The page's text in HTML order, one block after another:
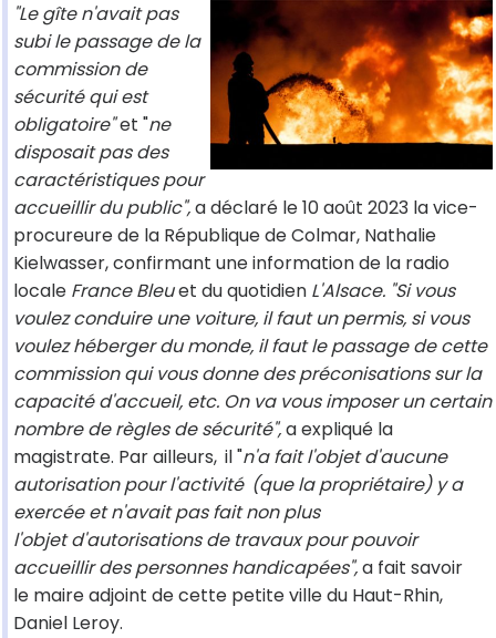
"Le gîte n'avait pas
subi le passage de la
commission de
sécurité qui est
obligatoire"et "ne
disposait pas des
caractéristiques pour
accueillir du public",a déclaré le 10 août 2023 la vice-
procureure de la République de Colmar, Nathalie
Kielwasser, confirmant une information de la radio
locale France Bleuet du quotidien L'Alsace. "Si vous
voulez conduire une voiture, il faut un permis, si vous
voulez héberger du monde, il faut le passage de cette
commission qui vous donne des préconisations sur la
capacité d'accueil, etc. On va vous imposer un certain
nombre de règles de sécurité",a expliqué la
magistrate. Par ailleurs, il "n'a fait l'objet d'aucune
autorisation pour l'activité (que la propriétaire) y a
exercée et n'avait pas fait non plus
l'objet d'autorisations de travaux pour pouvoir
accueillir des personnes handicapées",a fait savoir
le maire adjoint de cette petite ville du Haut-Rhin,
Daniel Leroy.